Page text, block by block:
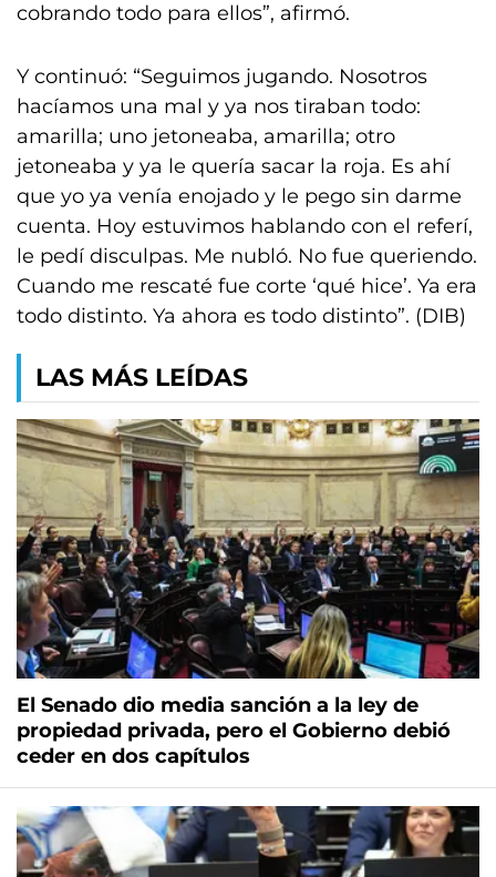
cobrando todo para ellos”, afirmó.
Y continuó: “Seguimos jugando. Nosotros
hacíamos una mal y ya nos tiraban todo:
amarilla; uno jetoneaba, amarilla; otro
jetoneaba y ya le quería sacar la roja. Es ahí
que yo ya venía enojado y le pego sin darme
cuenta. Hoy estuvimos hablando con el referí,
le pedí disculpas. Me nubló. No fue queriendo.
Cuando me rescaté fue corte ‘qué hice’. Ya era
todo distinto. Ya ahora es todo distinto”. (DIB)
LAS MÁS LEÍDAS
El Senado dio media sanción a la ley de
propiedad privada, pero el Gobierno debió
ceder en dos capítulos